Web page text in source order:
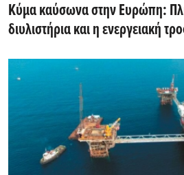
Κύμα καύσωνα στην Ευρώπη:
διυλιστήρια και η ενεργειακή